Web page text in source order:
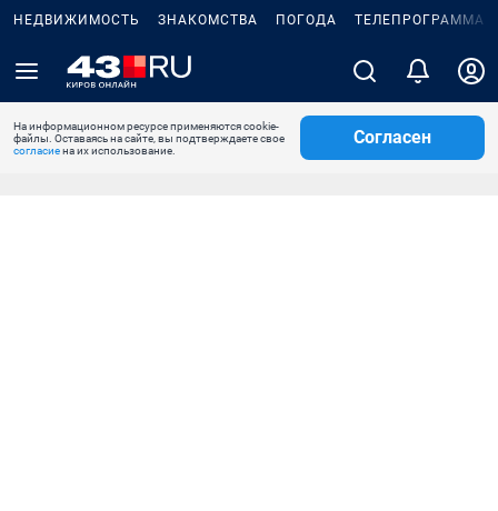
НЕДВИЖИМОСТЬ ЗНАКОМСТВА ПОГОДА ТЕЛЕПРОГРАММА
На информационном ресурсе применяются cookie-
файлы. Оставаясь на сайте, вы подтверждаете свое
согласиена их использование.
Согласен